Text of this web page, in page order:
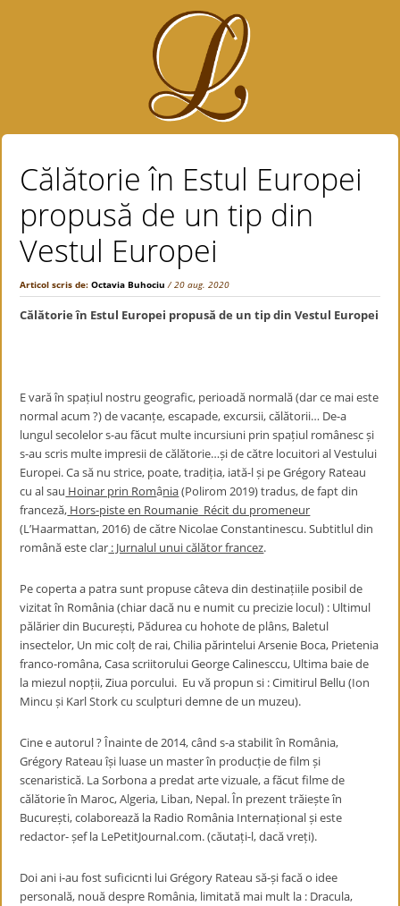
Călătorie în Estul Europei
propusă de un tip din
Vestul Europei
Articol scris de:Octavia Buhociu / 20 aug. 2020
Călătorie în Estul Europei propusă de un tip din Vestul Europei
E vară în spațiul nostru geografic, perioadă normală (dar ce mai este
normal acum ?) de vacanțe, escapade, excursii, călătorii… De-a
lungul secolelor s-au făcut multe incursiuni prin spațiul românesc și
s-au scris multe impresii de călătorie…și de către locuitori al Vestului
Europei. Ca să nu strice, poate, tradiția, iată-l și pe Grégory Rateau
cu al sau Hoinar prin România(Polirom 2019) tradus, de fapt din
franceză, Hors-piste en Roumanie Récit du promeneur
(L’Haarmattan, 2016) de către Nicolae Constantinescu. Subtitlul din
română este clar : Jurnalul unui călător francez.
Pe coperta a patra sunt propuse câteva din destinațiile posibil de
vizitat în România (chiar dacă nu e numit cu precizie locul) : Ultimul
pălărier din București, Pădurea cu hohote de plâns, Baletul
insectelor, Un mic colț de rai, Chilia părintelui Arsenie Boca, Prietenia
franco-româna, Casa scriitorului George Calinesccu, Ultima baie de
la miezul nopții, Ziua porcului. Eu vă propun si : Cimitirul Bellu (Ion
Mincu și Karl Stork cu sculpturi demne de un muzeu).
Cine e autorul ? Înainte de 2014, când s-a stabilit în România,
Grégory Rateau își luase un master în producție de film și
scenaristică. La Sorbona a predat arte vizuale, a făcut filme de
călătorie în Maroc, Algeria, Liban, Nepal. În prezent trăiește în
București, colaborează la Radio România Internațional și este
redactor- șef la LePetitJournal.com. (căutați-l, dacă vreți).
Doi ani i-au fost suficicnti lui Grégory Rateau să-și facă o idee
personală, nouă despre România, limitată mai mult la : Dracula,